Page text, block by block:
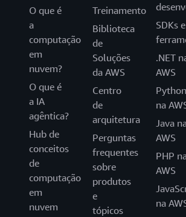
O que é
a
computação
em
nuvem?
O que é
a IA
agêntica?
Hub de
conceitos
de
computação
em
nuvem
Treinamento
Biblioteca
de
Soluções
da AWS
Centro
de
arquitetura
Perguntas
frequentes
sobre
produtos
e
tópicos
SDKs e
.NET
AWS
Python
na
Java
AWS
PHP
AWS
na